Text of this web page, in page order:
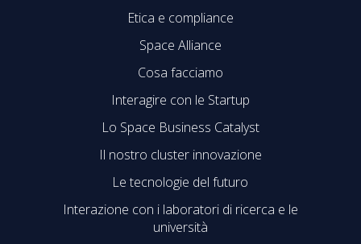
Etica e compliance
Space Alliance
Cosa facciamo
Interagire con le Startup
Lo Space Business Catalyst
Il nostro cluster innovazione
Le tecnologie del futuro
Interazione con i laboratori di ricerca e le
università